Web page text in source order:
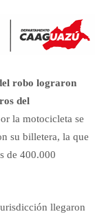
robo lograron
del
la motocicleta se
su billetera, la que
de 400.000
llegaron